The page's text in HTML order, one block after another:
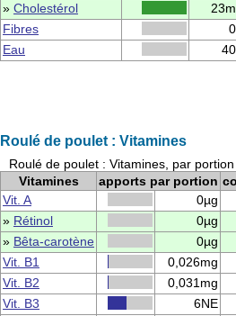
» Cholestérol
Fibres
Eau
Roulé de poulet : Vitamines
Roulé de poulet : Vitamines, par
Vitamines
apports par portion
Vit. A
0µg
» Rétinol 0µg
» Bêta-carotène 0µg
Vit. B1
0,026mg
Vit. B2
0,031mg
Vit. B3
6NE